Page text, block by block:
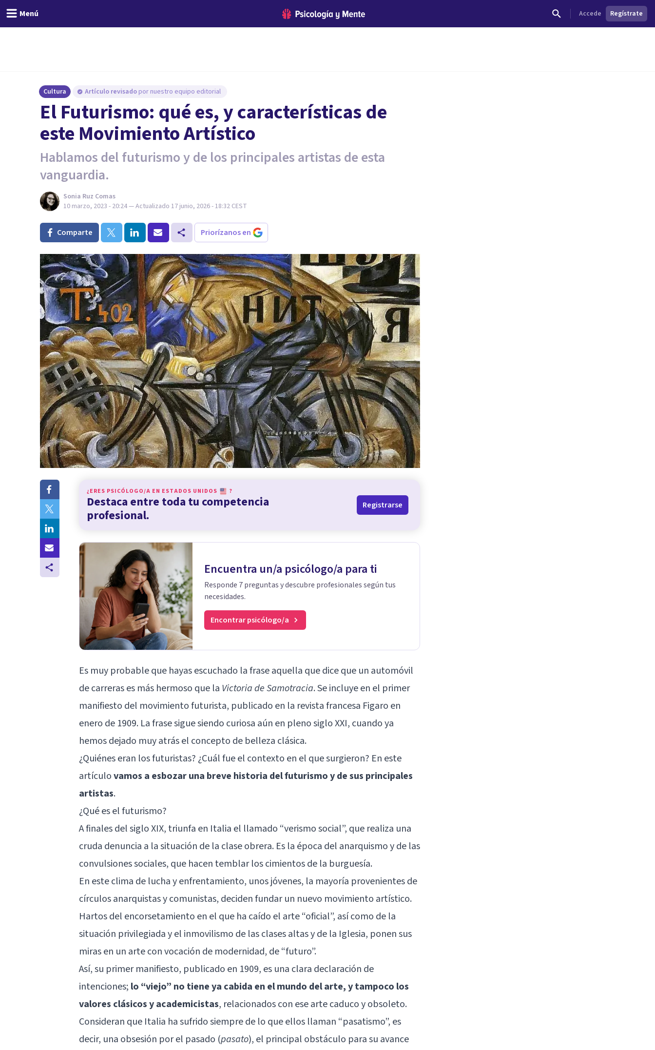
Menú Accede Regístrate
Cultura Artículo revisado por nuestro equipo editorial
El Futurismo: qué es, y características de
este Movimiento Artístico
Hablamos del futurismo y de los principales artistas de esta
vanguardia.
Sonia Ruz Comas
10 marzo, 2023 - 20:24— Actualizado 17 junio, 2026 - 18:32 CEST
Comparte Priorízanos en
¿ERES PSICÓLOGO/A EN ESTADOS UNIDOS ?
Destaca entre toda tu competencia
profesional.
Registrarse
Encuentra un/a psicólogo/a para ti
Responde 7 preguntas y descubre profesionales según tus
necesidades.
Encontrar psicólogo/a
Es muy probable que hayas escuchado la frase aquella que dice que un automóvil
de carreras es más hermoso que la Victoria de Samotracia. Se incluye en el primer
manifiesto del movimiento futurista, publicado en la revista francesa Figaro en
enero de 1909. La frase sigue siendo curiosa aún en pleno siglo XXI, cuando ya
hemos dejado muy atrás el concepto de belleza clásica.
¿Quiénes eran los futuristas? ¿Cuál fue el contexto en el que surgieron? En este
artículovamos a esbozar una breve historia del futurismo y de sus principales
artistas.
¿Qué es el futurismo?
A finales del siglo XIX, triunfa en Italia el llamado “verismo social”, que realiza una
cruda denuncia a la situación de la clase obrera. Es la época del anarquismo y de las
convulsiones sociales, que hacen temblar los cimientos de la burguesía.
En este clima de lucha y enfrentamiento, unos jóvenes, la mayoría provenientes de
círculos anarquistas y comunistas, deciden fundar un nuevo movimiento artístico.
Hartos del encorsetamiento en el que ha caído el arte “oficial”, así como de la
situación privilegiada y el inmovilismo de las clases altas y de la Iglesia, ponen sus
miras en un arte con vocación de modernidad, de “futuro”.
Así, su primer manifiesto, publicado en 1909, es una clara declaración de
intenciones; lo “viejo” no tiene ya cabida en el mundo del arte, y tampoco los
valores clásicos y academicistas, relacionados con ese arte caduco y obsoleto.
Consideran que Italia ha sufrido siempre de lo que ellos llaman “pasatismo”, es
decir, una obsesión por el pasado (pasato), el principal obstáculo para su avance